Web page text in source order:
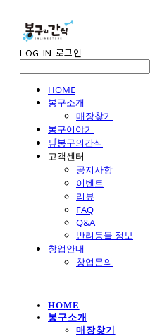
LOG IN 로그인
HOME
봉구소개
매장찾기
봉구이야기
🛒봉구의간식
고객센터
공지사항
이벤트
리뷰
FAQ
Q&A
반려동물 정보
창업안내
창업문의
HOME
봉구소개
매장찾기